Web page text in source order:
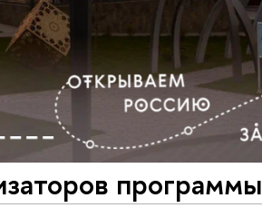
программы